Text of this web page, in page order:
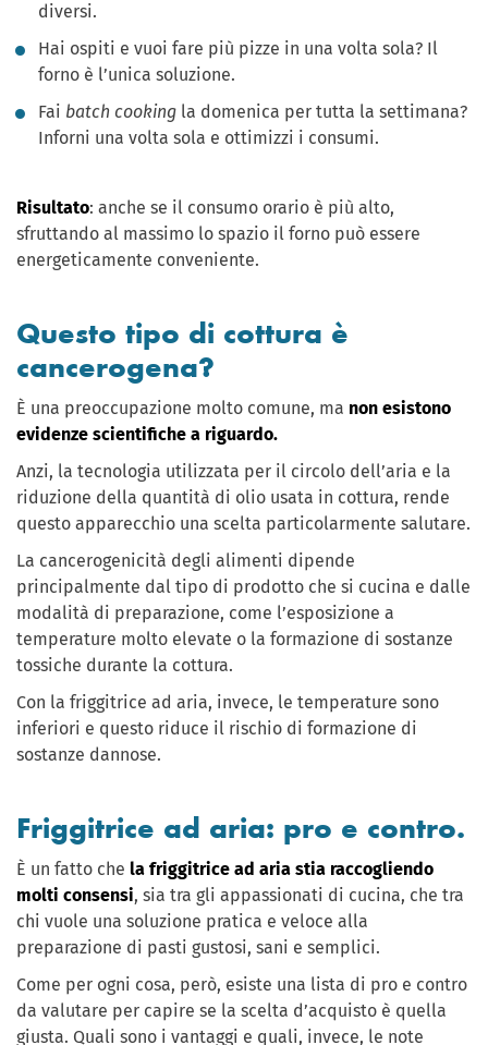
diversi.
Hai ospiti e vuoi fare più pizze in una volta sola? Il
forno è l’unica soluzione.
Fai batch cooking la domenica per tutta la settimana?
Inforni una volta sola e ottimizzi i consumi.
Risultato: anche se il consumo orario è più alto,
sfruttando al massimo lo spazio il forno può essere
energeticamente conveniente.
Questo tipo di cottura è
cancerogena?
È una preoccupazione molto comune, ma non esistono
evidenze scientifiche a riguardo.
Anzi, la tecnologia utilizzata per il circolo dell’aria e la
riduzione della quantità di olio usata in cottura, rende
questo apparecchio una scelta particolarmente salutare.
La cancerogenicità degli alimenti dipende
principalmente dal tipo di prodotto che si cucina e dalle
modalità di preparazione, come l’esposizione a
temperature molto elevate o la formazione di sostanze
tossiche durante la cottura.
Con la friggitrice ad aria, invece, le temperature sono
inferiori e questo riduce il rischio di formazione di
sostanze dannose.
Friggitrice ad aria: pro e contro.
È un fatto che la friggitrice ad aria stia raccogliendo
molti consensi, sia tra gli appassionati di cucina, che tra
chi vuole una soluzione pratica e veloce alla
preparazione di pasti gustosi, sani e semplici.
Come per ogni cosa, però, esiste una lista di pro e contro
da valutare per capire se la scelta d’acquisto è quella
giusta. Quali sono i vantaggi e quali, invece, le note